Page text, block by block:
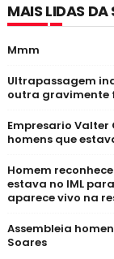
MAIS LIDAS DA
Mmm
Ultrapassagem
outra gravimente
Empresario
homens que
Homem
estava no IML
aparece vivo na
Assembleia
Soares